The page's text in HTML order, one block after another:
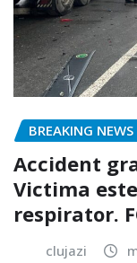
BREAKING NEWS
Accident
Victima
respirator.
clujazi